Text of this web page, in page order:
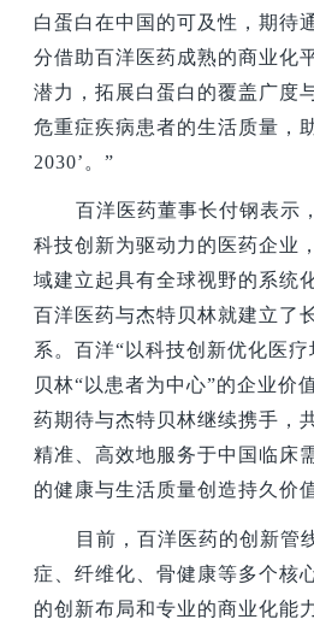
白蛋白在中国的可及性，期待
分借助百洋医药成熟的商业化
潜力，拓展白蛋白的覆盖广度
危重症疾病患者的生活质量，
2030’。”
百洋医药董事长付钢表示
科技创新为驱动力的医药企业
域建立起具有全球视野的系统
百洋医药与杰特贝林就建立了
系。百洋“以科技创新优化医
贝林“以患者为中心”的企业价
药期待与杰特贝林继续携手，
精准、高效地服务于中国临床
的健康与生活质量创造持久价
目前，百洋医药的创新管
症、纤维化、骨健康等多个核
的创新布局和专业的商业化能